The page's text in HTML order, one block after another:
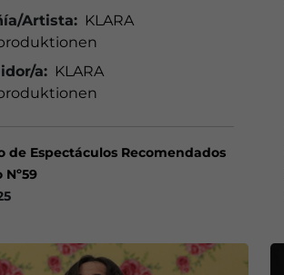
Artista: KLARA
a: KLARA
de Espectáculos Recomendados
Nº59